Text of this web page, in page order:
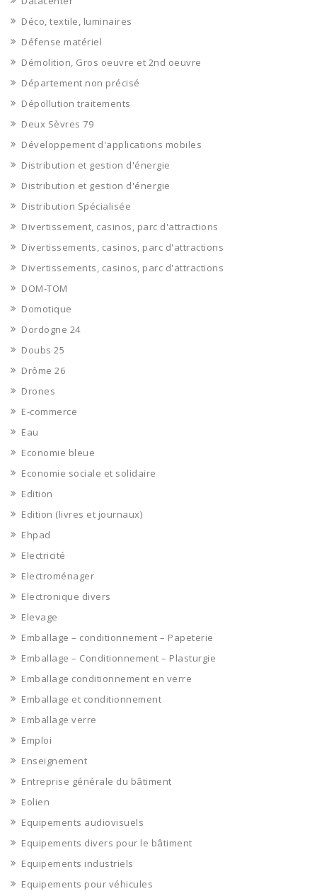
Déco, textile, luminaires
Défense matériel
Démolition, Gros oeuvre et 2nd oeuvre
Département non précisé
Dépollution traitements
Deux Sèvres 79
Développement d'applications mobiles
Distribution et gestion d'énergie
Distribution et gestion d'énergie
Distribution Spécialisée
Divertissement, casinos, parc d'attractions
Divertissements, casinos, parc d'attractions
Divertissements, casinos, parc d'attractions
DOM-TOM
Domotique
Dordogne 24
Doubs 25
Drôme 26
Drones
E-commerce
Eau
Economie bleue
Economie sociale et solidaire
Edition
Edition (livres et journaux)
Ehpad
Electricité
Electroménager
Electronique divers
Elevage
Emballage – conditionnement – Papeterie
Emballage – Conditionnement – Plasturgie
Emballage conditionnement en verre
Emballage et conditionnement
Emballage verre
Emploi
Enseignement
Entreprise générale du bâtiment
Eolien
Equipements audiovisuels
Equipements divers pour le bâtiment
Equipements industriels
Equipements pour véhicules